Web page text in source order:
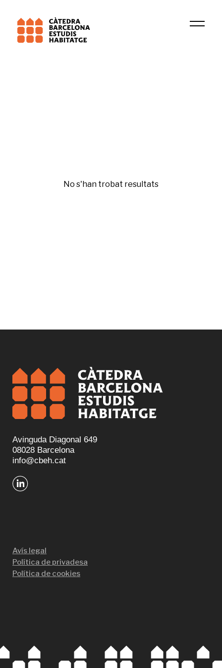
No s'han trobat resultats
Avinguda Diagonal 649
08028 Barcelona
info@cbeh.cat
Avís legal
Política de privadesa
Política de cookies